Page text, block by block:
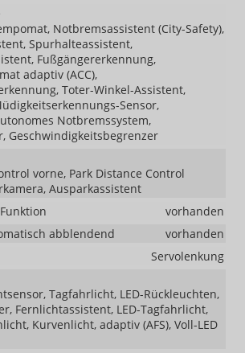
Notbremsassistent (City-Safety),
Spurhalteassistent,
Fußgängererkennung,
adaptiv (ACC),
Toter-Winkel-Assistent,
Sensor,
Notbremssystem,
Geschwindigkeitsbegrenzer
vorne, Park Distance Control
Ausparkassistent
vorhanden
abblendend
vorhanden
Servolenkung
Tagfahrlicht, LED-Rückleuchten,
Fernlichtassistent, LED-Tagfahrlicht,
Kurvenlicht, adaptiv (AFS), Voll-LED